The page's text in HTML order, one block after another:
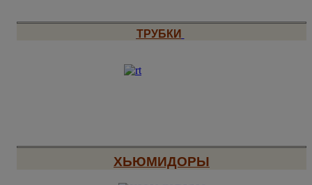
ТРУБКИ
ХЬЮМИДОРЫ